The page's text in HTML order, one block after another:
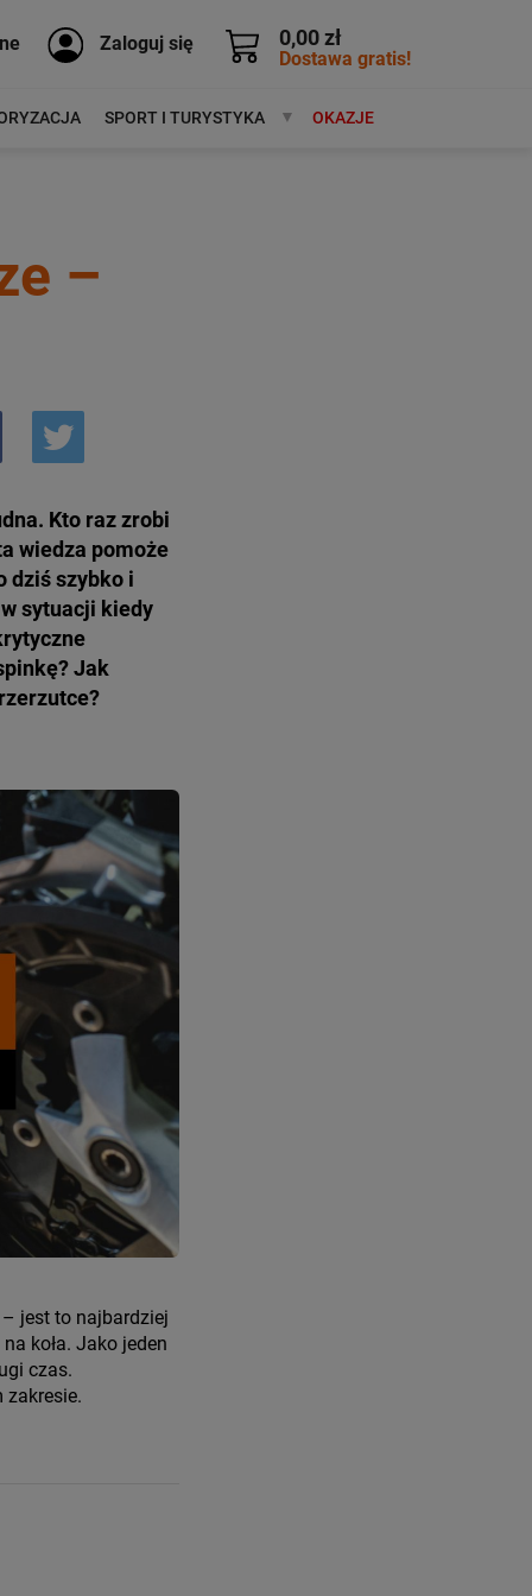
0,00 zł
Dostawa gratis!
Zaloguj się
SPORT I TURYSTYKA MARKIOKAZJE
–
Kto raz zrobi
wiedza pomoże
dziś szybko i
sytuacji kiedy
Jak
jest to najbardziej
koła. Jako jeden
czas.